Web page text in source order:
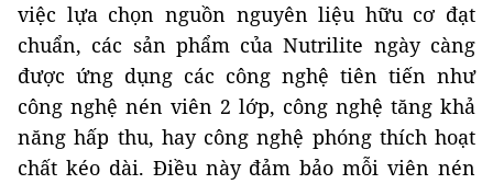
việc lựa chọn nguồn nguyên liệu hữu cơ đạt
chuẩn, các sản phẩm của Nutrilite ngày càng
được ứng dụng các công nghệ tiên tiến như
công nghệ nén viên 2 lớp, công nghệ tăng khả
năng hấp thu, hay công nghệ phóng thích hoạt
chất kéo dài. Điều này đảm bảo mỗi viên nén